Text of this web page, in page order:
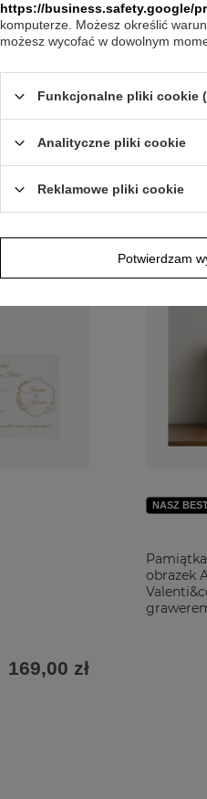
169,00 zł
NASZ
obrazek
https://business.safety.google/
komputerze. Możesz określić
możesz wycofać w dowolnym
Funkcjonalne pliki cookie
Analityczne pliki cookie
Reklamowe pliki cookie
Potwierdzam